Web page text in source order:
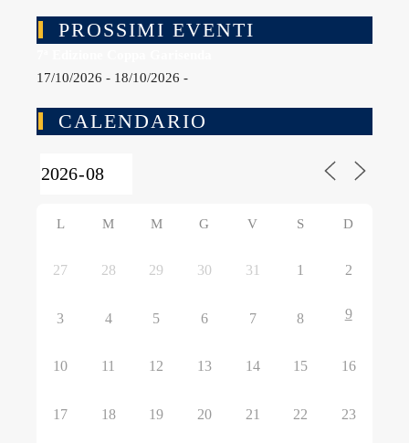
PROSSIMI EVENTI
17/10/2026 - 18/10/2026 -
CALENDARIO
L M M G V S D
27 28 29 30 31 1 2
3 4 5 6 7 8 9
10 11 12 13 14 15 16
17 18 19 20 21 22 23